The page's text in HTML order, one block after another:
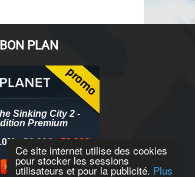
Ce site internet utilise des cookies
pour stocker les sessions
utilisateurs et pour la publicité. Plus
BON PLAN